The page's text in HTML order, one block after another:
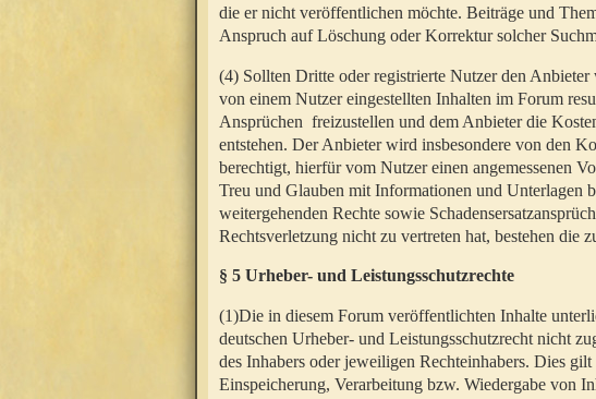
die er nicht veröffentlichen möchte. Beiträge und
Anspruch auf Löschung oder Korrektur solcher
(4) Sollten Dritte oder registrierte Nutzer den
von einem Nutzer eingestellten Inhalten im Forum
Ansprüchen freizustellen und dem Anbieter die
entstehen. Der Anbieter wird insbesondere von den
berechtigt, hierfür vom Nutzer einen angemessenen
Treu und Glauben mit Informationen und Unterlagen
weitergehenden Rechte sowie
Rechtsverletzung nicht zu vertreten hat, bestehen die
§ 5 Urheber- und Leistungsschutzrechte
(1)Die in diesem Forum veröffentlichten Inhalte
deutschen Urheber- und Leistungsschutzrecht nicht
des Inhabers oder jeweiligen Rechteinhabers. Dies
Einspeicherung, Verarbeitung bzw. Wiedergabe von